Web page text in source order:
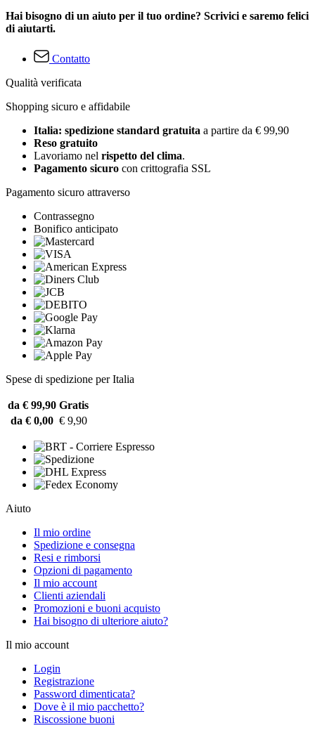
Hai bisogno di un aiuto per il tuo ordine? Scrivici e saremo felici
di aiutarti.
Contatto
Qualità verificata
Shopping sicuro e affidabile
Italia: spedizione standard gratuita a partire da € 99,90
Reso gratuito
Lavoriamo nel rispetto del clima.
Pagamento sicuro con crittografia SSL
Pagamento sicuro attraverso
Contrassegno
Bonifico anticipato
Spese di spedizione per Italia
da € 99,90 Gratis
da € 0,00 € 9,90
Aiuto
Il mio ordine
Spedizione e consegna
Resi e rimborsi
Opzioni di pagamento
Il mio account
Clienti aziendali
Promozioni e buoni acquisto
Hai bisogno di ulteriore aiuto?
Il mio account
Login
Registrazione
Password dimenticata?
Dove è il mio pacchetto?
Riscossione buoni